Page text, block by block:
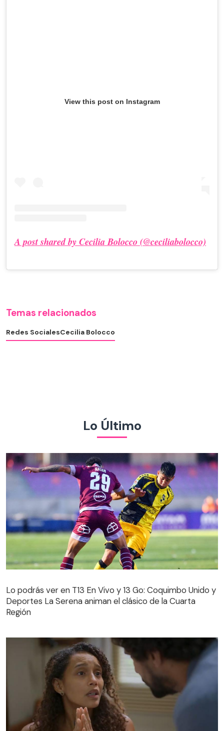
View this post on Instagram
A post shared by Cecilia Bolocco (@ceciliabolocco)
Temas relacionados
Redes SocialesCecilia Bolocco
Lo Último
Lo podrás ver en T13 En Vivo y 13 Go: Coquimbo Unido y
Deportes La Serena animan el clásico de la Cuarta
Región